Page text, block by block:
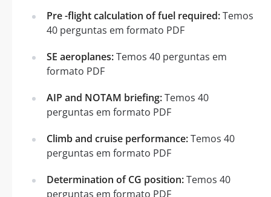
Pre -flight calculation of fuel required:Temos
40 perguntas em formato PDF
SE aeroplanes:Temos 40 perguntas em
formato PDF
AIP and NOTAM briefing:Temos 40
perguntas em formato PDF
Climb and cruise performance:Temos 40
perguntas em formato PDF
Determination of CG position:Temos 40
perguntas em formato PDF